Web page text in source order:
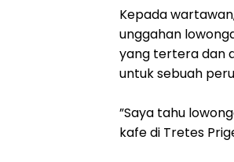
‎Kepada
unggahan
yang tertera dan
untuk sebuah
‎”Saya tahu
kafe di Tretes